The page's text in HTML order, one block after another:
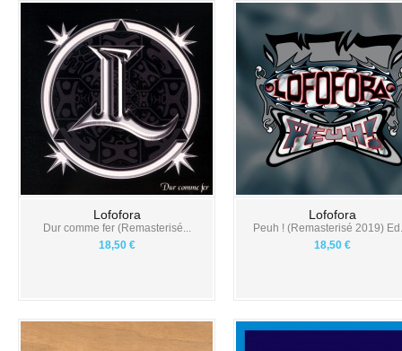
Lofofora
Dur comme fer (Remasterisé...
18,50 €
Lofofora
Peuh ! (Remasterisé 2019)
18,50 €